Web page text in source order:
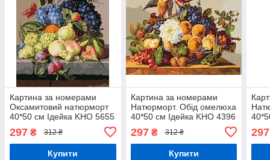
Картина за номерами
Оксамитовий натюрморт
40*50 см Ідейка KHO 5655
297 ₴ 312 ₴
Купити
Картина за номерами
Натюрморт. Обід омелюха
40*50 см Ідейка KHO 4396
297₴ 312 ₴
Купити
297